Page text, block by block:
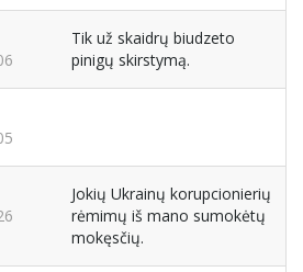
Tik už skaidrų biudzeto
pinigų skirstymą.
Jokių Ukrainų korupcionierių
rėmimų iš mano sumokėtų
mokęsčių.